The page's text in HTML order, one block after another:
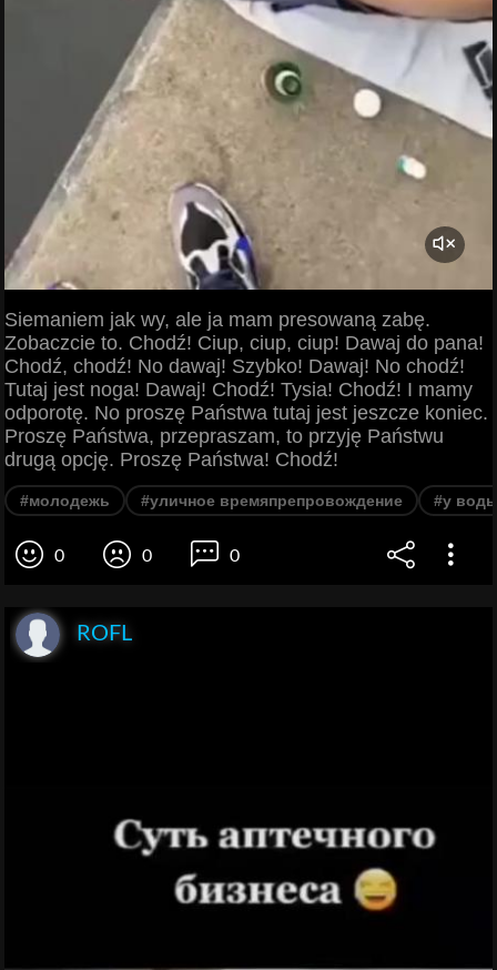
Siemaniem jak wy, ale ja mam presowaną zabę.
Zobaczcie to. Chodź! Ciup, ciup, ciup! Dawaj do pana!
Chodź, chodź! No dawaj! Szybko! Dawaj! No chodź!
Tutaj jest noga! Dawaj! Chodź! Tysia! Chodź! I mamy
odporotę. No proszę Państwa tutaj jest jeszcze koniec.
Proszę Państwa, przepraszam, to przyję Państwu
drugą opcję. Proszę Państwa! Chodź!
#молодежь #уличное времяпрепровождение #у
0 0 0
ROFL